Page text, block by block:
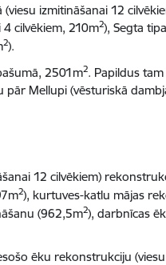
izmitināšanai 12
4 cilvēkiem, 210m2), Segta
2).
2501m2. Papildus
Mellupi (vēsturiskā
12 cilvēkiem)
2), kurtuves-katlu mājas
(962,5m2), darbnīcas
ēku rekonstrukciju